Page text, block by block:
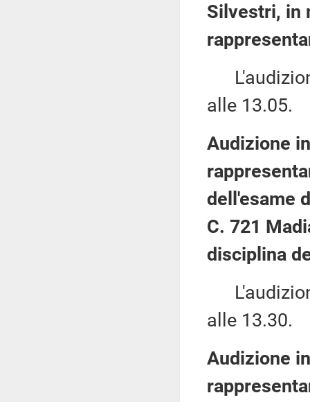
Silvestri, in
alle 13.05.
Audizione
dell'esame
C. 721
disciplina
alle 13.30.
Audizione